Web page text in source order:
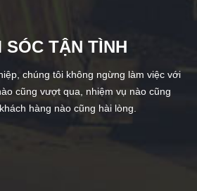
SÓC TẬN TÌNH
chúng tôi không ngừng làm việc với
cũng vượt qua, nhiệm vụ nào cũng
hàng nào cũng hài lòng.